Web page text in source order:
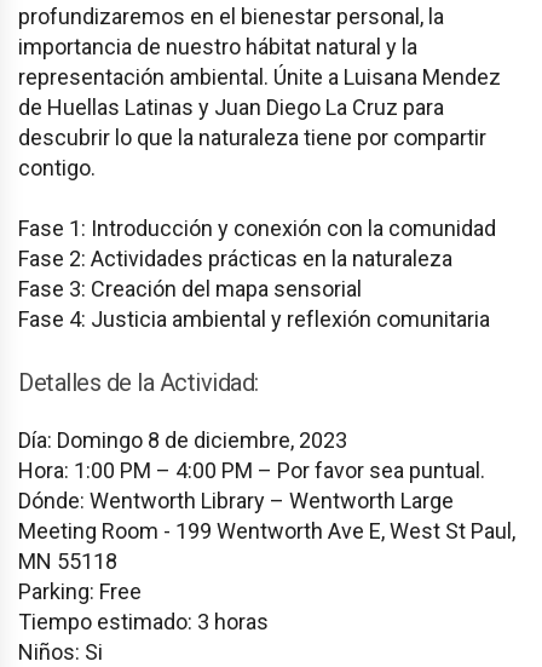
profundizaremos en el bienestar personal, la
importancia de nuestro hábitat natural y la
representación ambiental. Únite a Luisana Mendez
de Huellas Latinas y Juan Diego La Cruz para
descubrir lo que la naturaleza tiene por compartir
contigo.
Fase 1: Introducción y conexión con la comunidad
Fase 2: Actividades prácticas en la naturaleza
Fase 3: Creación del mapa sensorial
Fase 4: Justicia ambiental y reflexión comunitaria
Detalles de la Actividad:
Día: Domingo 8 de diciembre, 2023
Hora: 1:00 PM – 4:00 PM – Por favor sea puntual.
Dónde: Wentworth Library – Wentworth Large
Meeting Room ​- 199 Wentworth Ave E, West St Paul,
MN 55118
Parking: Free
Tiempo estimado: 3 horas
Niños: Si